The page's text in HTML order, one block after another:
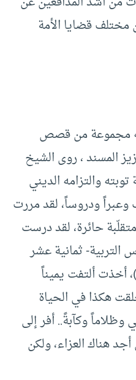
قضايا الأمة
مجموعة من قصص
المسند ، روى الشيخ
والتزامه الديني
وعبراً ودروساً، لقد مررت
حائرة، لقد درست
التربية- ثمانية عشر
أخذت ألتفت يميناً
هكذا في الحياة
وكآبةً.. أفر إلى
هناك العزاء، ولكن